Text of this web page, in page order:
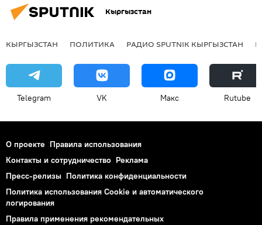
Кыргызстан
КЫРГЫЗСТАН ПОЛИТИКА РАДИО SPUTNIK КЫРГЫЗСТАН
Telegram VK Макс Rutube
О проекте Правила использования
Контакты и сотрудничество Реклама
Пресс-релизы Политика конфиденциальности
Политика использования Cookie и автоматического
логирования
Правила применения рекомендательных